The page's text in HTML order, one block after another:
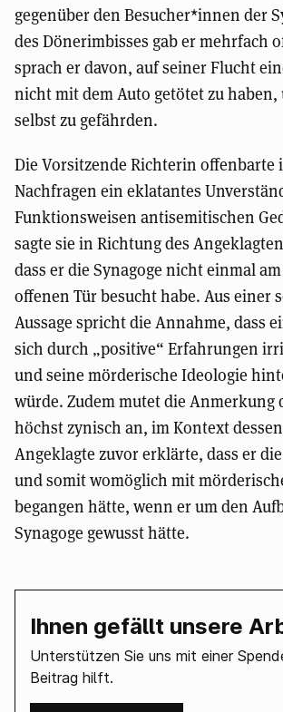
gegenüber den Besucher*innen der
des Dönerimbisses gab er mehrfach
sprach er davon, auf seiner Flucht
nicht mit dem Auto getötet zu
selbst zu gefährden.
Die Vorsitzende Richterin offenbarte
Nachfragen ein eklatantes
Funktionsweisen antisemitischen
sagte sie in Richtung des
dass er die Synagoge nicht einmal
offenen Tür besucht habe. Aus einer
Aussage spricht die Annahme, dass
sich durch „positive“ Erfahrungen
und seine mörderische Ideologie
würde. Zudem mutet die Anmerkung
höchst zynisch an, im Kontext
Angeklagte zuvor erklärte, dass er
und somit womöglich mit
begangen hätte, wenn er um den
Synagoge gewusst hätte.
Ihnen gefällt unsere
Unterstützen Sie uns mit einer
Beitrag hilft.